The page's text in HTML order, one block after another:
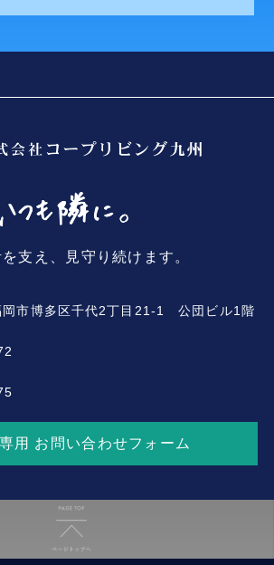
支え、見守り続けます。
市博多区千代2丁目21-1 公団ビル1階
用 お問い合わせフォーム